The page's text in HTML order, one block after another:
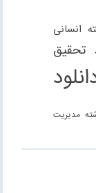
انسانی
تحقیق
مدیریت
مقاله رشته